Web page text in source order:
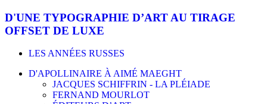
D'UNE TYPOGRAPHIE D’ART AU TIRAGE
OFFSET DE LUXE
LES ANNÉES RUSSES
D'APOLLINAIRE À AIMÉ MAEGHT
JACQUES SCHIFFRIN - LA PLÉIADE
FERNAND MOURLOT